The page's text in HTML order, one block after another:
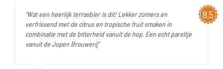
8,5
"Wat een heerlijk terrasbier is dit! Lekker zomers en
verfrissend met de citrus en tropische fruit smaken in
combinatie met de bitterheid vanuit de hop. Een echt pareltje
vanuit de Jopen Brouwerij"